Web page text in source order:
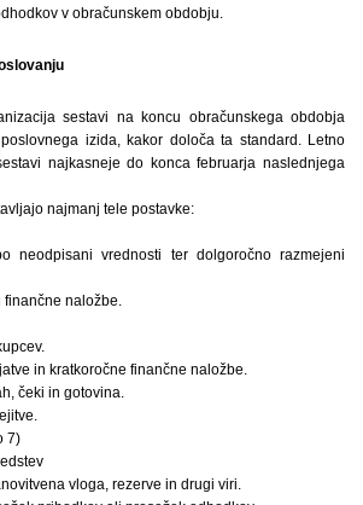
v obračunskem obdobju.
sestavi na koncu obračunskega obdobja
izida, kakor določa ta standard. Letno
najkasneje do konca februarja naslednjega
najmanj tele postavke:
neodpisani vrednosti ter dolgoročno razmejeni
naložbe.
in kratkoročne finančne naložbe.
čeki in gotovina.
7)
vloga, rezerve in drugi viri.